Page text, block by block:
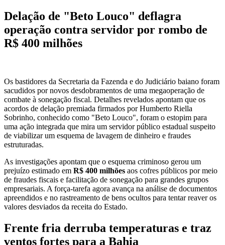
Delação de "Beto Louco" deflagra
operação contra servidor por rombo de
R$ 400 milhões
Os bastidores da Secretaria da Fazenda e do Judiciário baiano foram
sacudidos por novos desdobramentos de uma megaoperação de
combate à sonegação fiscal. Detalhes revelados apontam que os
acordos de delação premiada firmados por Humberto Riella
Sobrinho, conhecido como "Beto Louco", foram o estopim para
uma ação integrada que mira um servidor público estadual suspeito
de viabilizar um esquema de lavagem de dinheiro e fraudes
estruturadas.
As investigações apontam que o esquema criminoso gerou um
prejuízo estimado em R$ 400 milhões aos cofres públicos por meio
de fraudes fiscais e facilitação de sonegação para grandes grupos
empresariais. A força-tarefa agora avança na análise de documentos
apreendidos e no rastreamento de bens ocultos para tentar reaver os
valores desviados da receita do Estado.
Frente fria derruba temperaturas e traz
ventos fortes para a Bahia